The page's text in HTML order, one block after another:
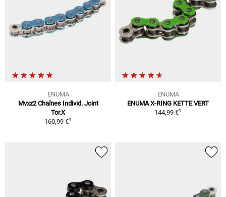
ENUMA
Mvxz2 Chaînes Individ. Joint
Tor.X
160,99 €1
ENUMA
ENUMA X-RING KETTE VERT
144,99 €1